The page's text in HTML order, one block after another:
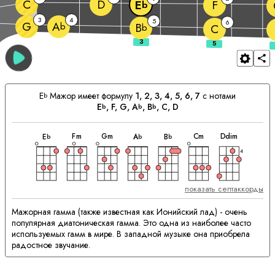
G 3 Ab 4
Bb 5 C 6
C D Eb F
Eb Мажор имеет формулу 1, 2, 3, 4, 5, 6, 7 с нотами
Eb, F, G, Ab, Bb, C, D
Аккорды: Eb
аккорд
Fm
аккорд
Gm
аккорд
Ab
аккорд
Bb
аккорд
Cm
аккорд
Ddim
аккорд
4
показать септаккорды
Мажорная гамма (также известная как Ионийский лад) - очень
популярная диатоническая гамма. Это одна из наиболее часто
используемых гамм в мире. В западной музыке она приобрела
радостное звучание.